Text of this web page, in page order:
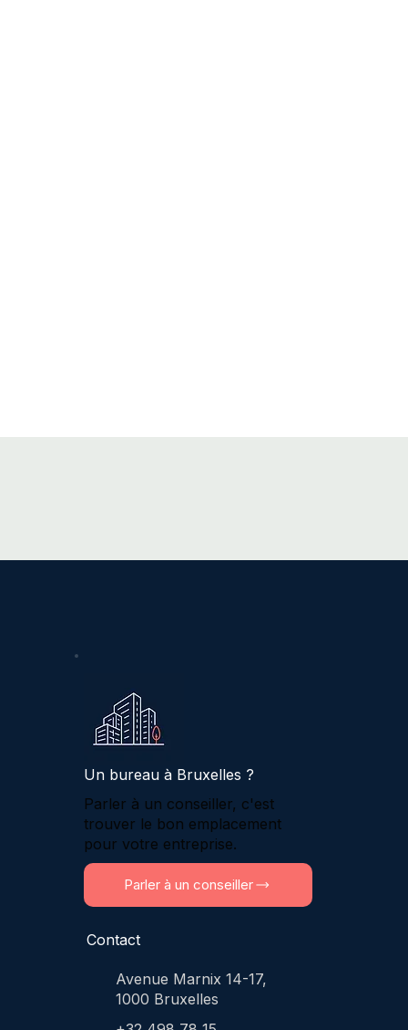
Contact
Avenue Marnix 14-17,
1000 Bruxelles
Un bureau à Bruxelles ?
Parler à un conseiller, c'est
trouver le bon emplacement
pour votre entreprise.
Parler à un conseiller